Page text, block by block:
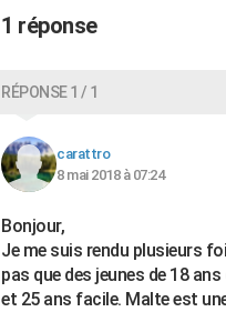
1 réponse
RÉPONSE 1 / 1
carattro
8 mai 2018 à 07:24
Bonjour,
Je me suis rendu plusieurs
pas que des jeunes de 18
et 25 ans facile. Malte est